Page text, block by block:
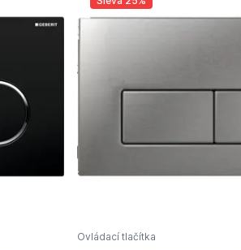
Ovládací tlačítka